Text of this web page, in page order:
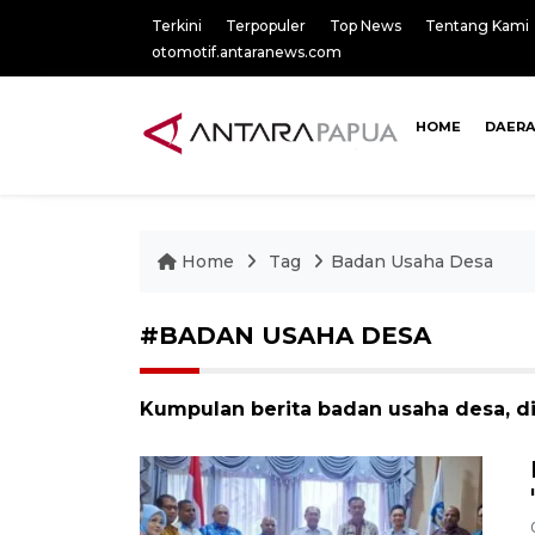
Terkini Terpopuler Top News
Tentang Kami
otomotif.antaranews.com
HOME
Home Tag Badan Usaha Desa
#BADAN USAHA DESA
Kumpulan berita badan usaha desa,